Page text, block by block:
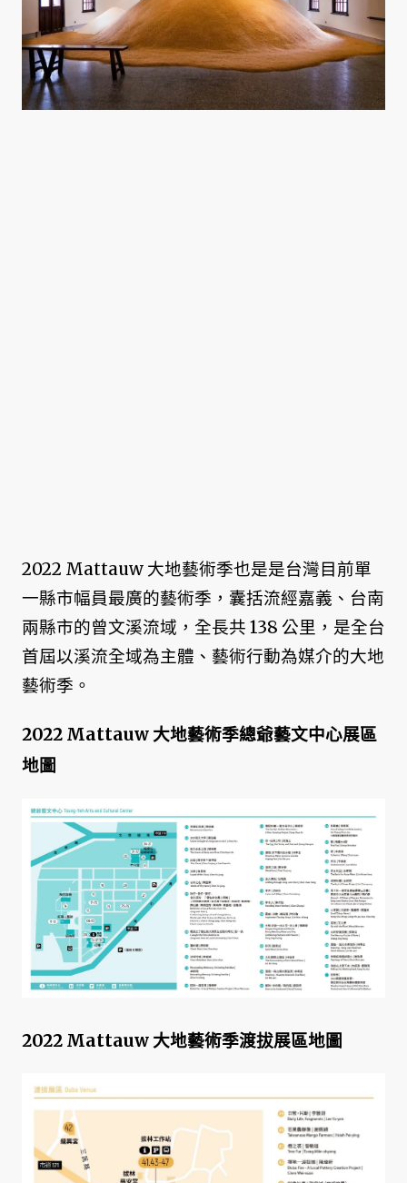
2022 Mattauw 大地藝術季也是是台灣目前單
一縣市幅員最廣的藝術季，囊括流經嘉義、台南
兩縣市的曾文溪流域，全長共 138 公里，是全台
首屆以溪流全域為主體、藝術行動為媒介的大地
藝術季。
2022 Mattauw 大地藝術季總爺藝文中心展區
地圖
2022 Mattauw 大地藝術季渡拔展區地圖